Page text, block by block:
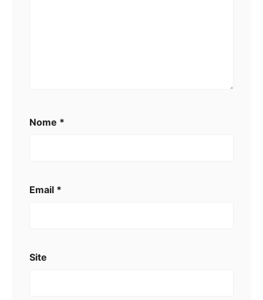
Nome *
Email *
Site